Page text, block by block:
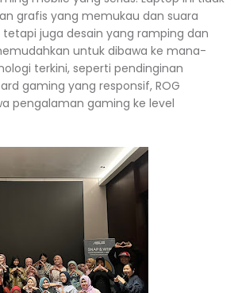
grafis yang memukau dan suara
juga desain yang ramping dan
untuk dibawa ke mana-
terkini, seperti pendinginan
gaming yang responsif, ROG
pengalaman gaming ke level